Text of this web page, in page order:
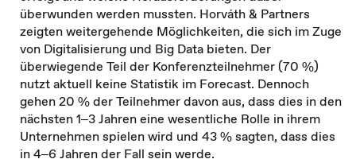
überwunden werden mussten. Horváth & Partners
zeigten weitergehende Möglichkeiten, die sich im Zuge
von Digitalisierung und Big Data bieten. Der
überwiegende Teil der Konferenzteilnehmer (70 %)
nutzt aktuell keine Statistik im Forecast. Dennoch
gehen 20 % der Teilnehmer davon aus, dass dies in den
nächsten 1‒3 Jahren eine wesentliche Rolle in ihrem
Unternehmen spielen wird und 43 % sagten, dass dies
in 4‒6 Jahren der Fall sein werde.